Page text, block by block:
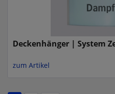
Deckenhänger | System
zum Artikel